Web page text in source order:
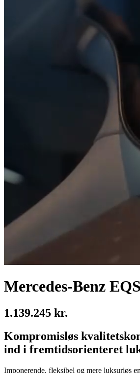
Mercedes-Benz
1.139.245 kr.
Kompromisløs
ind i fremtidsorienteret
Imponerende, fleksibel og mere luksuriøs